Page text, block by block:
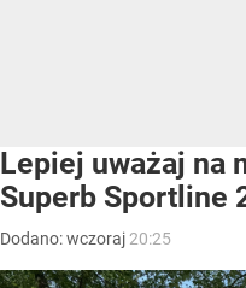
Lepiej uważaj na
Superb Sportline
Dodano:wczoraj 20:25